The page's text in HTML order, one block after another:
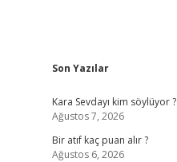
Sidebar
Son Yazılar
Kara Sevdayı kim söylüyor ?
Ağustos 7, 2026
Bir atıf kaç puan alır ?
Ağustos 6, 2026